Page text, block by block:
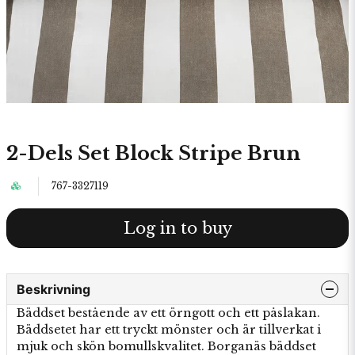
2-Dels Set Block Stripe Brun
767-3327119
Log in to buy
Beskrivning
Bäddset bestående av ett örngott och ett påslakan.
Bäddsetet har ett tryckt mönster och är tillverkat i
mjuk och skön bomullskvalitet. Borganäs bäddset